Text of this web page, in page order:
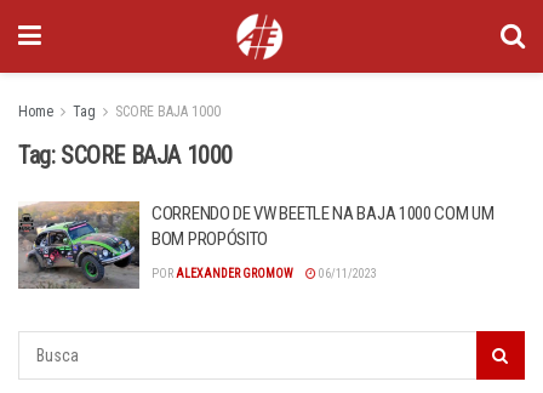
Home Tag SCORE BAJA 1000
Tag: SCORE BAJA 1000
CORRENDO DE VW BEETLE NA BAJA 1000 COM UM
BOM PROPÓSITO
POR ALEXANDER GROMOW 06/11/2023